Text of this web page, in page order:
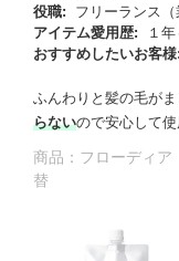
役職:
フリーランス（
アイテム愛用歴:
１
おすすめしたいお客様:
ふんわりと髪の毛がま
らないので安心して使
商品： フローディ
替